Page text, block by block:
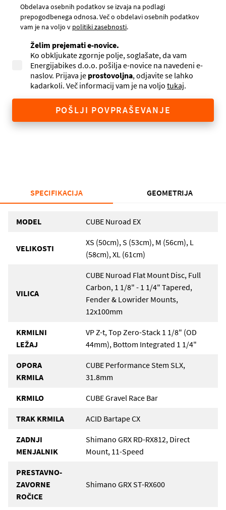
Obdelava osebnih podatkov se izvaja na podlagi
prepogodbenega odnosa. Več o obdelavi osebnih podatkov
vam je na voljo v politiki zasebnosti.
Želim prejemati e-novice.
Ko obkljukate zgornje polje, soglašate, da vam
Energijabikes d.o.o. pošilja e-novice na navedeni e-
naslov. Prijava je prostovoljna, odjavite se lahko
kadarkoli. Več informacij vam je na voljo tukaj.
POŠLJI POVPRAŠEVANJE
SPECIFIKACIJA GEOMETRIJA
MODEL CUBE Nuroad EX
VELIKOSTI
XS (50cm), S (53cm), M (56cm), L
(58cm), XL (61cm)
VILICA
CUBE Nuroad Flat Mount Disc, Full
Carbon, 1 1/8" - 1 1/4" Tapered,
Fender & Lowrider Mounts,
12x100mm
KRMILNI
LEŽAJ
VP Z-t, Top Zero-Stack 1 1/8" (OD
44mm), Bottom Integrated 1 1/4"
OPORA
KRMILA
CUBE Performance Stem SLX,
31.8mm
KRMILO CUBE Gravel Race Bar
TRAK KRMILA ACID Bartape CX
ZADNJI
MENJALNIK
Shimano GRX RD-RX812, Direct
Mount, 11-Speed
PRESTAVNO-
ZAVORNE
ROČICE
Shimano GRX ST-RX600